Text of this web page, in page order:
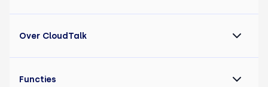
Over CloudTalk
Functies